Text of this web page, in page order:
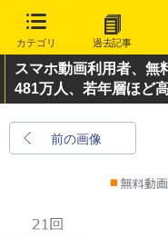
カテゴリ 過去記事
スマホ動画利用者、無
481万人、若年層ほど
前の画像